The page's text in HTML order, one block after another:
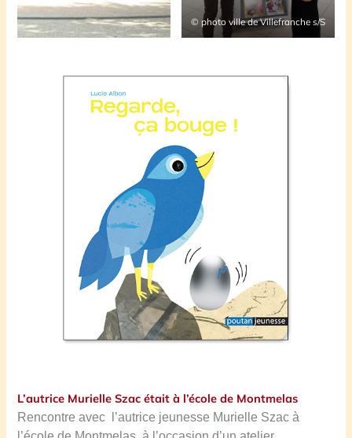
© photo ville de Villefranche s/S
L’autrice Murielle Szac était à l’école de Montmelas
Rencontre avec l’autrice jeunesse Murielle Szac à